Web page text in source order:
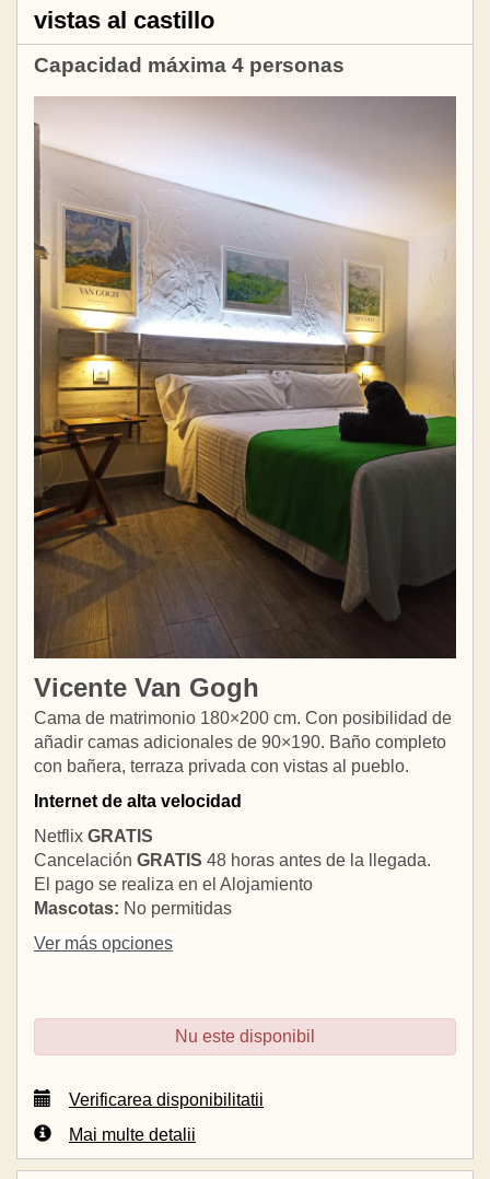
vistas al castillo
Capacidad máxima 4 personas
Vicente Van Gogh
Cama de matrimonio 180×200 cm. Con posibilidad de
añadir camas adicionales de 90×190. Baño completo
con bañera, terraza privada con vistas al pueblo.
Internet de alta velocidad
Netflix GRATIS
Cancelación GRATIS 48 horas antes de la llegada.
El pago se realiza en el Alojamiento
Mascotas: No permitidas
Ver más opciones
Nu este disponibil
Verificarea disponibilitatii
Mai multe detalii